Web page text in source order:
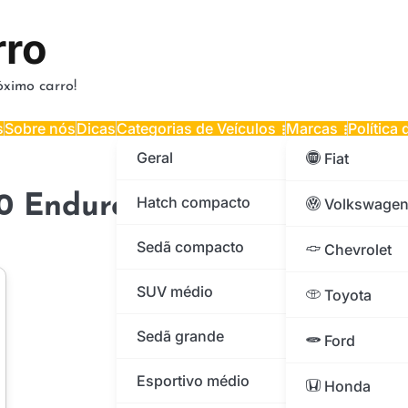
carro!
Sobre nósDicasCategorias de Veículos
Geral
Hatch compacto
Sedã compacto
SUV médio
Sedã grande
Esportivo médio
Marcas
Fiat
Volkswagen
Chevrolet
Toyota
Ford
Honda
Política
Enduro Limited Edition